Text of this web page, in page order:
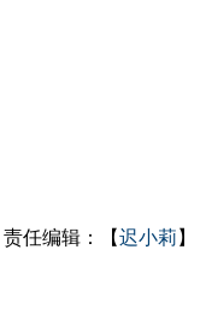
责任编辑：【迟小莉 】